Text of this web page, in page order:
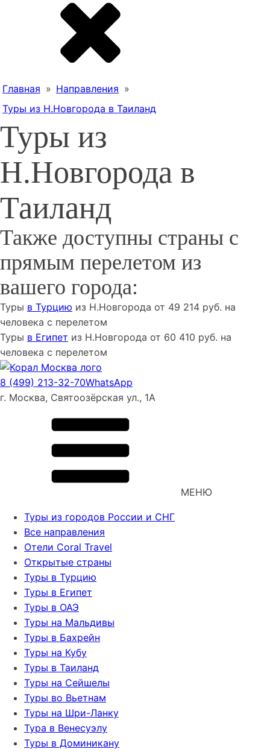
Главная » Направления »
Туры из Н.Новгорода в Таиланд
Туры из
Н.Новгорода в
Таиланд
Также доступны страны с
прямым перелетом из
вашего города:
Туры в Турцию из Н.Новгорода от 49 214 руб. на
человека с перелетом
Туры в Египет из Н.Новгорода от 60 410 руб. на
человека с перелетом
8 (499) 213-32-70WhatsApp
г. Москва, Святоозёрская ул., 1А
МЕНЮ
Туры из городов России и СНГ
Все направления
Отели Coral Travel
Открытые страны
Туры в Турцию
Туры в Египет
Туры в ОАЭ
Туры на Мальдивы
Туры в Бахрейн
Туры на Кубу
Туры в Таиланд
Туры на Сейшелы
Туры во Вьетнам
Туры на Шри-Ланку
Тура в Венесуэлу
Туры в Доминикану